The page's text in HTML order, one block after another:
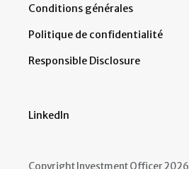
Conditions générales
Politique de confidentialité
Responsible Disclosure
LinkedIn
Copyright Investment Officer 2026